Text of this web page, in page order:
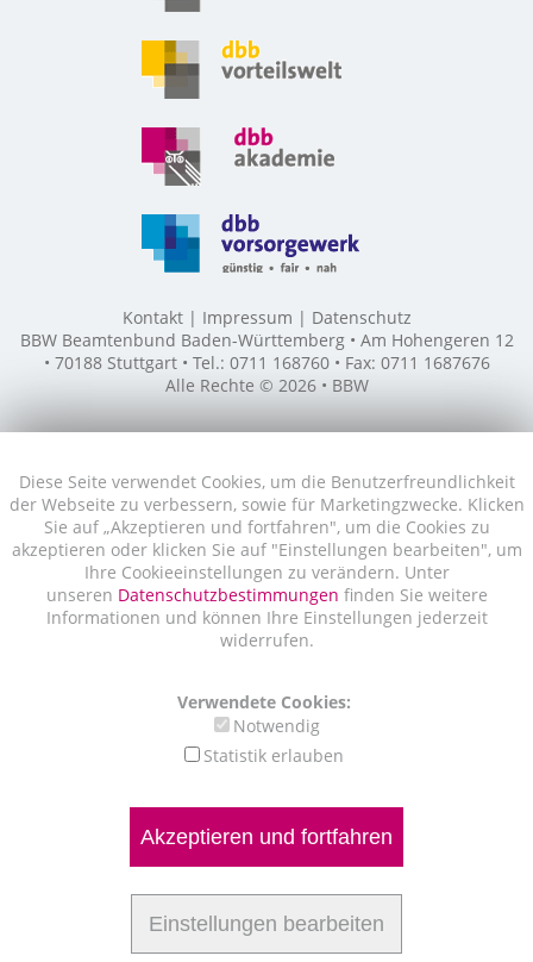
Diese Seite verwendet Cookies, um die Benutzerfreundlichkeit
der Webseite zu verbessern, sowie für Marketingzwecke. Klicken
Sie auf „Akzeptieren und fortfahren", um die Cookies zu
akzeptieren oder klicken Sie auf "Einstellungen bearbeiten", um
Ihre Cookieeinstellungen zu verändern. Unter
unseren Datenschutzbestimmungen finden Sie weitere
Informationen und können Ihre Einstellungen jederzeit
widerrufen.
Verwendete Cookies:
Notwendig
Statistik erlauben
Akzeptieren und fortfahren
Einstellungen bearbeiten
Kontakt Impressum
Datenschutz
BBW Beamtenbund Baden-Württemberg • Am Hohengeren 12
• 70188 Stuttgart • Tel.: 0711 168760 • Fax: 0711 1687676
Alle Rechte © 2026 • BBW